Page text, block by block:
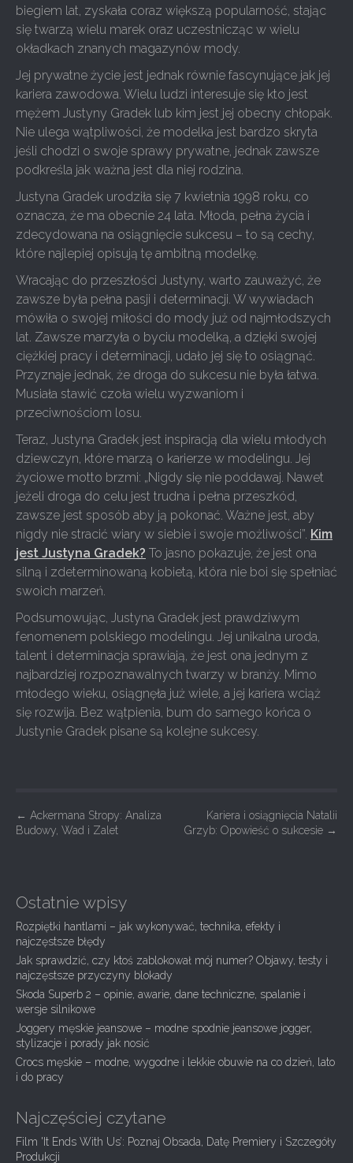
biegiem lat, zyskała coraz większą popularność, stając
się twarzą wielu marek oraz uczestnicząc w wielu
okładkach znanych magazynów mody.
Jej prywatne życie jest jednak równie fascynujące jak jej
kariera zawodowa. Wielu ludzi interesuje się kto jest
mężem Justyny Gradek lub kim jest jej obecny chłopak.
Nie ulega wątpliwości, że modelka jest bardzo skryta
jeśli chodzi o swoje sprawy prywatne, jednak zawsze
podkreśla jak ważna jest dla niej rodzina.
Justyna Gradek urodziła się 7 kwietnia 1998 roku, co
oznacza, że ma obecnie 24 lata. Młoda, pełna życia i
zdecydowana na osiągnięcie sukcesu – to są cechy,
które najlepiej opisują tę ambitną modelkę.
Wracając do przeszłości Justyny, warto zauważyć, że
zawsze była pełna pasji i determinacji. W wywiadach
mówiła o swojej miłości do mody już od najmłodszych
lat. Zawsze marzyła o byciu modelką, a dzięki swojej
ciężkiej pracy i determinacji, udało jej się to osiągnąć.
Przyznaje jednak, że droga do sukcesu nie była łatwa.
Musiała stawić czoła wielu wyzwaniom i
przeciwnościom losu.
Teraz, Justyna Gradek jest inspiracją dla wielu młodych
dziewczyn, które marzą o karierze w modelingu. Jej
życiowe motto brzmi: „Nigdy się nie poddawaj. Nawet
jeżeli droga do celu jest trudna i pełna przeszkód,
zawsze jest sposób aby ją pokonać. Ważne jest, aby
nigdy nie stracić wiary w siebie i swoje możliwości”. Kim
jest Justyna Gradek? To jasno pokazuje, że jest ona
silną i zdeterminowaną kobietą, która nie boi się spełniać
swoich marzeń.
Podsumowując, Justyna Gradek jest prawdziwym
fenomenem polskiego modelingu. Jej unikalna uroda,
talent i determinacja sprawiają, że jest ona jednym z
najbardziej rozpoznawalnych twarzy w branży. Mimo
młodego wieku, osiągnęła już wiele, a jej kariera wciąż
się rozwija. Bez wątpienia, bum do samego końca o
Justynie Gradek pisane są kolejne sukcesy.
P
o
n
a
v
i
g
a
t
i
o
n
← Ackermana Stropy: Analiza
Budowy, Wad i Zalet
Kariera i osiągnięcia Natalii
Grzyb: Opowieść o sukcesie →
Ostatnie wpisy
Rozpiętki hantlami – jak wykonywać, technika, efekty i
najczęstsze błędy
Jak sprawdzić, czy ktoś zablokował mój numer? Objawy, testy i
najczęstsze przyczyny blokady
Skoda Superb 2 – opinie, awarie, dane techniczne, spalanie i
wersje silnikowe
Joggery męskie jeansowe – modne spodnie jeansowe jogger,
stylizacje i porady jak nosić
Crocs męskie – modne, wygodne i lekkie obuwie na co dzień, lato
i do pracy
Najczęściej czytane
Film 'It Ends With Us’: Poznaj Obsada, Datę Premiery i Szczegóły
Produkcji